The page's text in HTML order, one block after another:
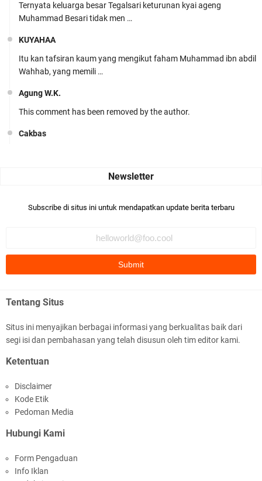
Ternyata keluarga besar Tegalsari keturunan kyai ageng
Muhammad Besari tidak men …
KUYAHAA
Itu kan tafsiran kaum yang mengikut faham Muhammad ibn abdil
Wahhab, yang memili …
Agung W.K.
This comment has been removed by the author.
Cakbas
Bismillaah semoga pembuat artikel Alloh berikan pemahaman yg
Ada sejumlah pertanyaan kepada Anda dan jawablah dengan
mengikuti ust. K …
Anonymous
Anonymous
It has proved a key customer retention tool for sports activities
guide operator …
Subscribe di situs ini untuk mendapatkan update berita terbaru
Tentang Situs
Situs ini menyajikan berbagai informasi yang berkualitas baik dari
segi isi dan pembahasan yang telah disusun oleh tim editor kami.
Ketentuan
Disclaimer
Kode Etik
Pedoman Media
Hubungi Kami
Form Pengaduan
Info Iklan